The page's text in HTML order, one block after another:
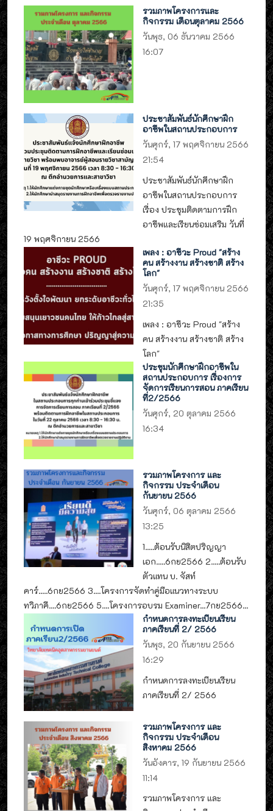
รวมภาพโครงการและ
กิจกรรม เดือนตุลาคม 2566
วันพุธ, 06 ธันวาคม 2566
16:07
ประชาสัมพันธ์นักศึกษาฝึก
อาชีพในสถานประกอบการ
วันศุกร์, 17 พฤศจิกายน 2566
21:54
ประชาสัมพันธ์นักศึกษาฝึก
อาชีพในสถานประกอบการ
เรื่อง ประชุมติดตามการฝึก
อาชีพและเรียนซ่อมเสริม วันที่
19 พฤศจิกายน 2566
เพลง : อาชีวะ Proud "สร้าง
คน สร้างงาน สร้างชาติ สร้าง
โลก"
วันศุกร์, 17 พฤศจิกายน 2566
21:35
เพลง : อาชีวะ Proud "สร้าง
คน สร้างงาน สร้างชาติ สร้าง
โลก"
ประชุมนักศึกษาฝึกอาชีพใน
สถานประกอบการ เรื่องการ
จัดการเรียนการสอน ภาคเรียน
ที่2/2566
วันศุกร์, 20 ตุลาคม 2566
16:34
รวมภาพโครงการ และ
กิจกรรม ประจำเดือน
กันยายน 2566
วันศุกร์, 06 ตุลาคม 2566
13:25
1.....ต้อนรับนิสิตปริญญา
เอก.....6กย2566 2.....ต้อนรับ
ตัวแทน บ. จัสท์
คาร์.....6กย2566 3....โครงการจัดทำคู่มือแนวทางระบบ
ทวิภาคี....6กย2566 5....โครงการอบรม Examiner...7กย2566...
กำหนดการลงทะเบียนเรียน
ภาคเรียนที่ 2/ 2566
วันพุธ, 20 กันยายน 2566
16:29
กำหนดการลงทะเบียนเรียน
ภาคเรียนที่ 2/ 2566
รวมภาพโครงการ และ
กิจกรรม ประจำเดือน
สิงหาคม 2566
วันอังคาร, 19 กันยายน 2566
11:14
รวมภาพโครงการ และ